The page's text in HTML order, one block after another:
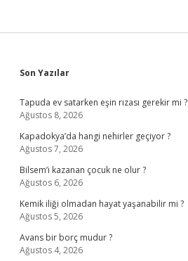
Sidebar
Son Yazılar
Tapuda ev satarken eşin rızası gerekir mi ?
Ağustos 8, 2026
Kapadokya’da hangi nehirler geçiyor ?
Ağustos 7, 2026
Bilsem’i kazanan çocuk ne olur ?
Ağustos 6, 2026
Kemik iliği olmadan hayat yaşanabilir mi ?
Ağustos 5, 2026
Avans bir borç mudur ?
Ağustos 4, 2026